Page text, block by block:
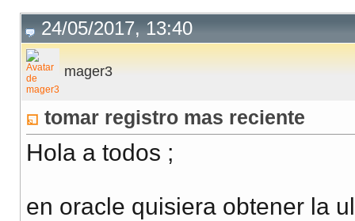
24/05/2017, 13:40
mager3
tomar registro mas reciente
Hola a todos ;
en oracle quisiera obtener la